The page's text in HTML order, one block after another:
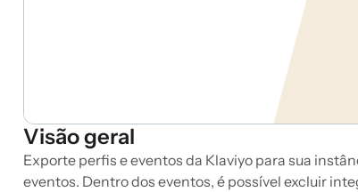
Visão geral
Exporte perfis e eventos da Klaviyo para sua
eventos. Dentro dos eventos, é possível excluir